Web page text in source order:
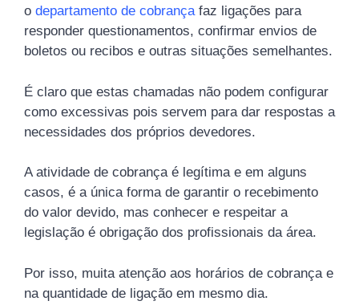
o departamento de cobrançafaz ligações para
responder questionamentos, confirmar envios de
boletos ou recibos e outras situações semelhantes.
É claro que estas chamadas não podem configurar
como excessivas pois servem para dar respostas a
necessidades dos próprios devedores.
A atividade de cobrança é legítima e em alguns
casos, é a única forma de garantir o recebimento
do valor devido, mas conhecer e respeitar a
legislação é obrigação dos profissionais da área.
Por isso, muita atenção aos horários de cobrança e
na quantidade de ligação em mesmo dia.